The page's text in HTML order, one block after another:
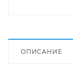
ОПИСАНИЕ